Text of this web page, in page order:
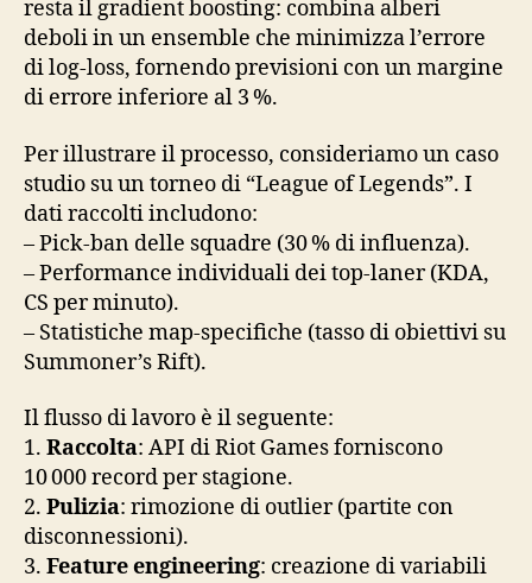
resta il gradient boosting: combina alberi
deboli in un ensemble che minimizza l’errore
di log‑loss, fornendo previsioni con un margine
di errore inferiore al 3 %.
Per illustrare il processo, consideriamo un caso
studio su un torneo di “League of Legends”. I
dati raccolti includono:
– Pick‑ban delle squadre (30 % di influenza).
– Performance individuali dei top‑laner (KDA,
CS per minuto).
– Statistiche map‑specifiche (tasso di obiettivi su
Summoner’s Rift).
Il flusso di lavoro è il seguente:
1. Raccolta: API di Riot Games forniscono
10 000 record per stagione.
2. Pulizia: rimozione di outlier (partite con
disconnessioni).
3. Feature engineering: creazione di variabili